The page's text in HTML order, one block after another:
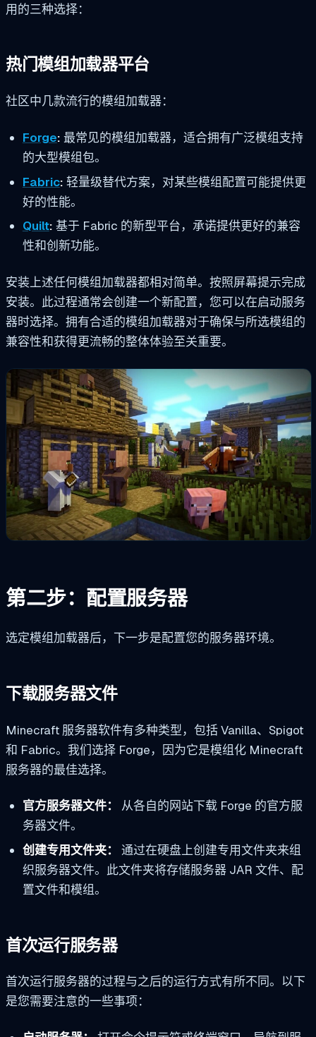
用的三种选择：
热门模组加载器平台
社区中几款流行的模组加载器：
Forge: 最常见的模组加载器，适合拥有广泛模组支持
的大型模组包。
Fabric: 轻量级替代方案，对某些模组配置可能提供更
好的性能。
Quilt: 基于 Fabric 的新型平台，承诺提供更好的兼容
性和创新功能。
安装上述任何模组加载器都相对简单。按照屏幕提示完成
安装。此过程通常会创建一个新配置，您可以在启动服务
器时选择。拥有合适的模组加载器对于确保与所选模组的
兼容性和获得更流畅的整体体验至关重要。
第二步：配置服务器
选定模组加载器后，下一步是配置您的服务器环境。
下载服务器文件
Minecraft 服务器软件有多种类型，包括 Vanilla、Spigot
和 Fabric。我们选择 Forge，因为它是模组化 Minecraft
服务器的最佳选择。
官方服务器文件： 从各自的网站下载 Forge 的官方服
务器文件。
创建专用文件夹：
通过在硬盘上创建专用文件夹来组
织服务器文件。此文件夹将存储服务器 JAR 文件、配
置文件和模组。
首次运行服务器
首次运行服务器的过程与之后的运行方式有所不同。以下
是您需要注意的一些事项：